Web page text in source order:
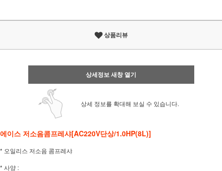
상품리뷰
상세정보 새창 열기
상세 정보를 확대해 보실 수 있습니다.
에이스 저소음콤프레샤[AC220V단상/1.0HP(8L)]
* 오일리스 저소음 콤프레샤
* 사양 :